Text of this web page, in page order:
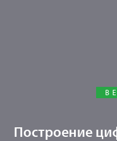
Построение